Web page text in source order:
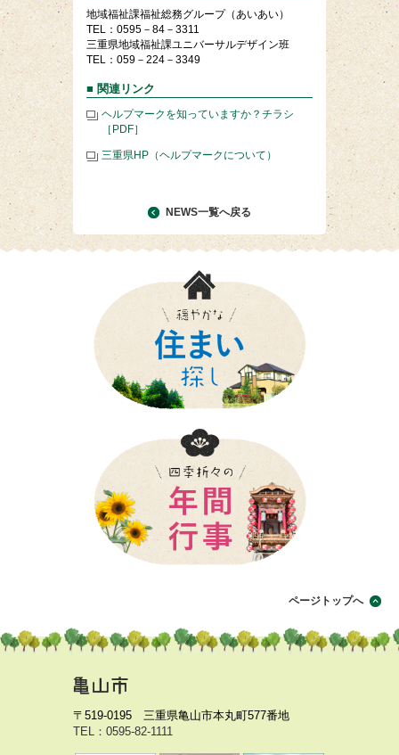
地域福祉課福祉総務グループ（あいあい）
TEL：0595－84－3311
三重県地域福祉課ユニバーサルデザイン班
TEL：059－224－3349
■ 関連リンク
ヘルプマークを知っていますか？チラシ
［PDF］
三重県HP（ヘルプマークについて）
NEWS一覧へ戻る
ページトップへ
〒519-0195 三重県亀山市本丸町577番地
TEL：0595-82-1111